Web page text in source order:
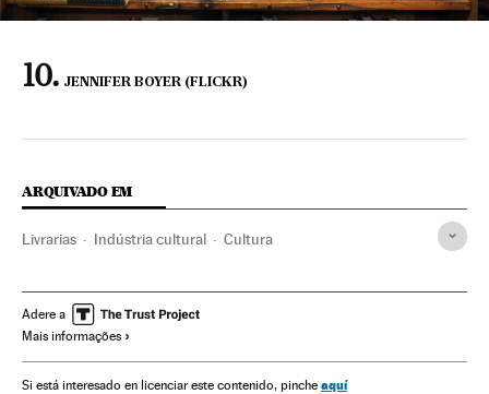
JENNIFER BOYER (FLICKR)
ARQUIVADO EM
Livrarias Indústria cultural Cultura
Adere a
Mais informações
Si está interesado en licenciar este contenido, pinche aquí